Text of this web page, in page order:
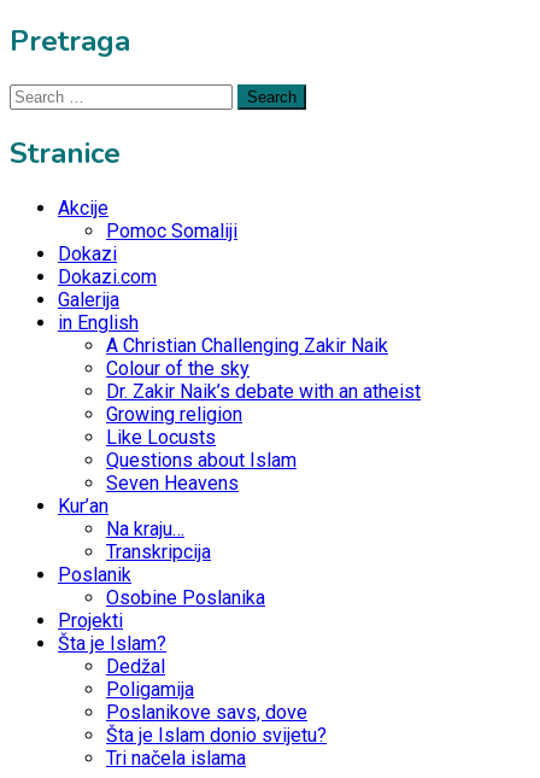
Pretraga
Search
for:
Stranice
Akcije
Pomoc Somaliji
Dokazi
Dokazi.com
Galerija
in English
A Christian Challenging Zakir Naik
Colour of the sky
Dr. Zakir Naik’s debate with an atheist
Growing religion
Like Locusts
Questions about Islam
Seven Heavens
Kur’an
Na kraju…
Transkripcija
Poslanik
Osobine Poslanika
Projekti
Šta je Islam?
Dedžal
Poligamija
Poslanikove savs, dove
Šta je Islam donio svijetu?
Tri načela islama